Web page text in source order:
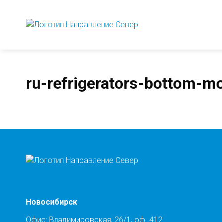
ru-refrigerators-bottom-
Новосибирск
Офис: Владимировская, 26/1, оф. 412